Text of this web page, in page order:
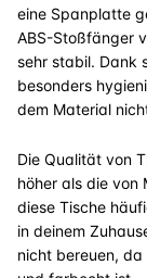
eine Spanplatte
ABS-Stoßfänger
sehr stabil. Dank
besonders
dem Material
Die Qualität von
höher als die von
diese Tische
in deinem
nicht bereuen,